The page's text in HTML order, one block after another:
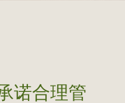
诺合理管